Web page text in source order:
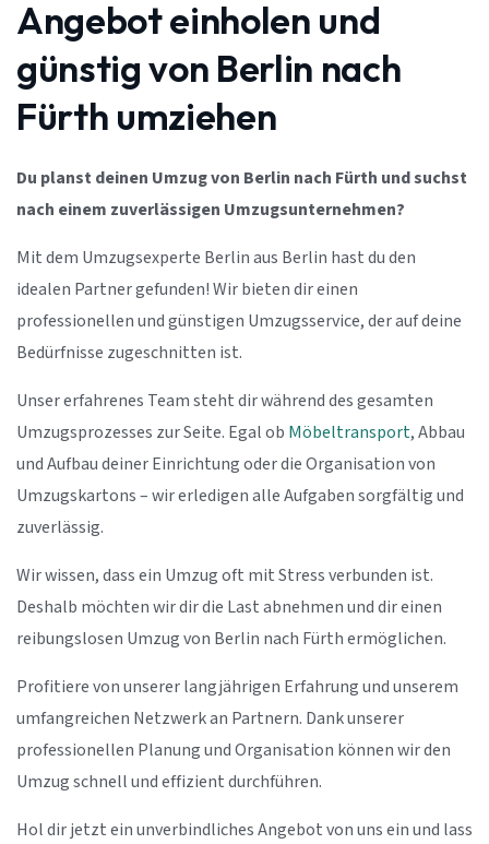
Angebot einholen und
günstig von Berlin nach
Fürth umziehen
Du planst deinen Umzug von Berlin nach Fürth und suchst
nach einem zuverlässigen Umzugsunternehmen?
Mit dem Umzugsexperte Berlin aus Berlin hast du den
idealen Partner gefunden! Wir bieten dir einen
professionellen und günstigen Umzugsservice, der auf deine
Bedürfnisse zugeschnitten ist.
Unser erfahrenes Team steht dir während des gesamten
Umzugsprozesses zur Seite. Egal ob Möbeltransport, Abbau
und Aufbau deiner Einrichtung oder die Organisation von
Umzugskartons – wir erledigen alle Aufgaben sorgfältig und
zuverlässig.
Wir wissen, dass ein Umzug oft mit Stress verbunden ist.
Deshalb möchten wir dir die Last abnehmen und dir einen
reibungslosen Umzug von Berlin nach Fürth ermöglichen.
Profitiere von unserer langjährigen Erfahrung und unserem
umfangreichen Netzwerk an Partnern. Dank unserer
professionellen Planung und Organisation können wir den
Umzug schnell und effizient durchführen.
Hol dir jetzt ein unverbindliches Angebot von uns ein und lass